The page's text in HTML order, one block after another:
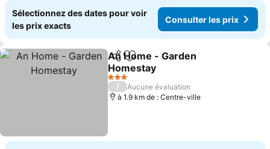
Sélectionnez des dates pour voir
les prix exacts
Consulter les prix
PartagerAjouter à mes favoris
An Home - Garden
Homestay
3 Étoiles
/
Aucune évaluation
à 1.9 km de : Centre-ville